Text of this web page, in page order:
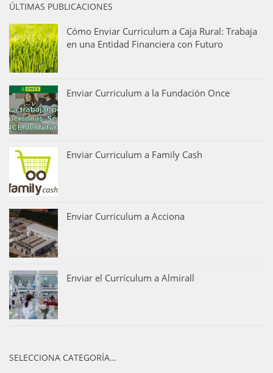
ÚLTIMAS PUBLICACIONES
Cómo Enviar Curriculum a Caja Rural: Trabaja
en una Entidad Financiera con Futuro
Enviar Curriculum a la Fundación Once
Enviar Curriculum a Family Cash
Enviar Curriculum a Acciona
Enviar el Currículum a Almirall
SELECCIONA CATEGORÍA…